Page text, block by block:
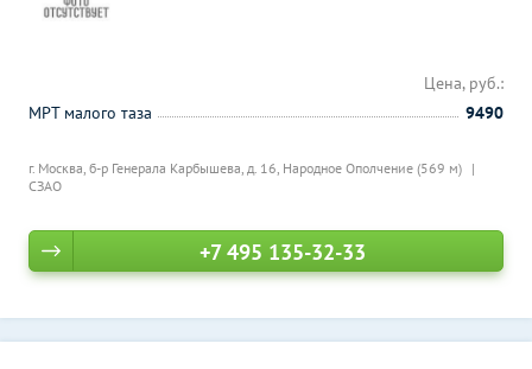
г. Москва, б-р Генерала Карбышева, д. 16, Народное Ополчение (569 м)
СЗАО
Цена, руб.:
МРТ малого таза
9490
+7 495 135-32-33